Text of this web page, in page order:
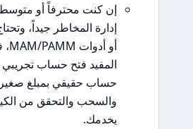
إن كنت محترفاً أو متوسط الخبرة وتفهم
إدارة المخاطر جيداً، وتحتاج إلى سبريد خام
أو أدوات MAM/PAMM، فقد يكون من
المفيد فتح حساب تجريبي مع GTS ثم
حساب حقيقي بمبلغ صغير لاختبار التنفيذ
والسحب والتحقق من الكيان المنظم الذي